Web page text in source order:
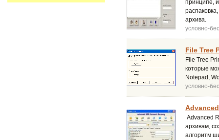
принципе,
архива.
условно-
File Tree
File Tree
которые
Notepad,
условно-
Advanced
архивам,
алгоритм